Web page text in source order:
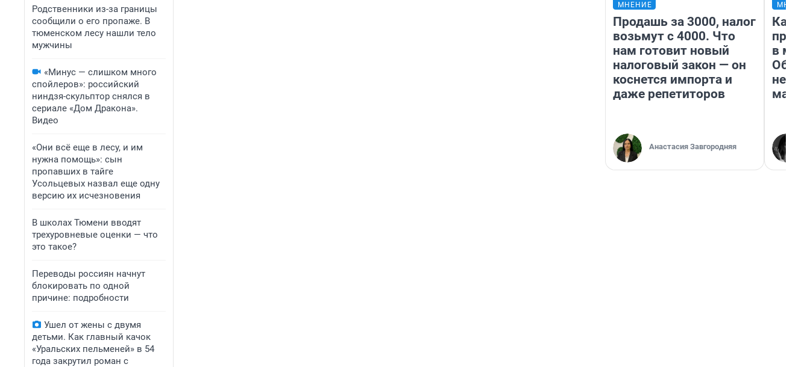
Родственники из-за границы
сообщили о его пропаже. В
тюменском лесу нашли тело
мужчины
«Минус — слишком много
спойлеров»: российский
ниндзя-скульптор снялся в
сериале «Дом Дракона».
Видео
«Они всё еще в лесу, и им
нужна помощь»: сын
пропавших в тайге
Усольцевых назвал еще одну
версию их исчезновения
В школах Тюмени вводят
трехуровневые оценки — что
это такое?
Переводы россиян начнут
блокировать по одной
причине: подробности
Ушел от жены с двумя
детьми. Как главный качок
«Уральских пельменей» в 54
года закрутил роман с
МНЕНИЕ
Продашь за 3000, налог
возьмут с 4000. Что
нам готовит новый
налоговый закон — он
коснется импорта и
даже репетиторов
Анастасия Завгородняя
в